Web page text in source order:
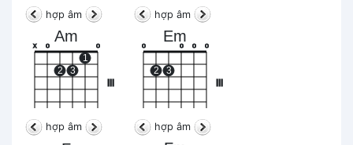
hợp âm hợp âm
Am
III
x o
2 3
1
o
hợp âm
Em
o
2 3
o o o
hợp âm